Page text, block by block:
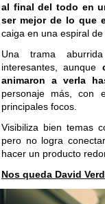
al final del todo en
ser mejor de lo que
caiga en una espiral de
Una trama
interesantes, aunque
animaron a verla
personaje más, con
principales focos.
Visibiliza bien temas
pero no logra
hacer un producto
Nos queda David